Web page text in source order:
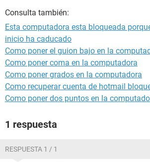
Consulta también:
Esta computadora esta bloqueada
inicio ha caducado
Como poner el guion bajo en la
Como poner coma en la computadora
Como poner grados en la computadora
Como recuperar cuenta de hotmail
Como poner dos puntos en la
1 respuesta
RESPUESTA 1 / 1